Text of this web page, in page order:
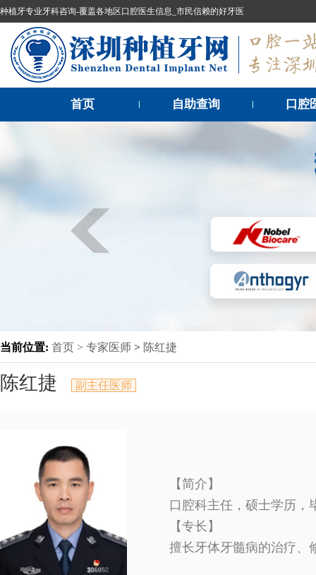
种植牙专业牙科咨询-覆盖各地区口腔医生信息_市民信赖的好牙医
首页 自助查询 口腔
当前位置: 首页 > 专家医师 > 陈红捷
陈红捷 副主任医师
【简介】
口腔科主任，硕士学历，
【专长】
擅长牙体牙髓病的治疗、